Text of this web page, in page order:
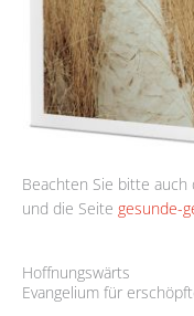
Hoffnungswärts
Evangelium für
Beachten Sie bitte auch
und die Seite gesunde-